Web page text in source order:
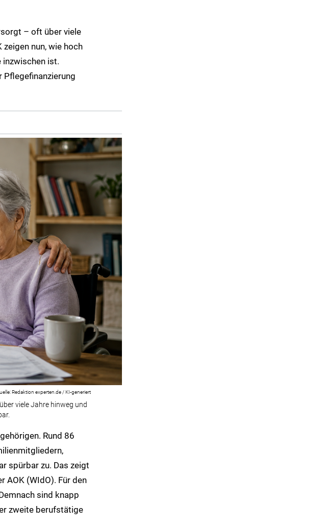
– oft über viele
zeigen nun, wie hoch
inzwischen ist.
Pflegefinanzierung
viele Jahre hinweg und
Redaktion experten.de / KI-generiert
Rund 86
spürbar zu. Das zeigt
AOK (WIdO). Für den
sind knapp
zweite berufstätige